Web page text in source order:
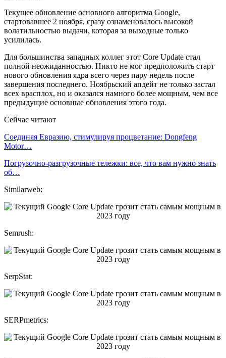
Текущее обновление основного алгоритма Google,
стартовавшее 2 ноября, сразу ознаменовалось высокой
волатильностью выдачи, которая за выходные только
усилилась.
Для большинства западных коллег этот Core Update стал
полной неожиданностью. Никто не мог предположить старт
нового обновления ядра всего через пару недель после
завершения последнего. Ноябрьский апдейт не только застал
всех врасплох, но и оказался намного более мощным, чем все
предыдущие основные обновления этого года.
Сейчас читают
Соединяя Евразию, стимулируя процветание: Dongfeng
Motor…
Погрузочно-разгрузочные тележки: все, что вам нужно знать
об…
Similarweb:
Semrush:
SerpStat:
SERPmetrics: